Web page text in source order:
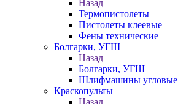
Назад
Термопистолеты
Пистолеты клеевые
Фены технические
Болгарки, УГШ
Назад
Болгарки, УГШ
Шлифмашины угловые
Краскопульты
Назад